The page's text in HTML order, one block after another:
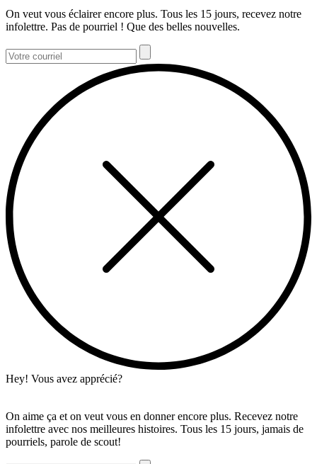
On veut vous éclairer encore plus. Tous les 15 jours, recevez notre
infolettre. Pas de pourriel ! Que des belles nouvelles.
Hey! Vous avez apprécié?
On aime ça et on veut vous en donner encore plus. Recevez notre
infolettre avec nos meilleures histoires. Tous les 15 jours, jamais de
pourriels, parole de scout!